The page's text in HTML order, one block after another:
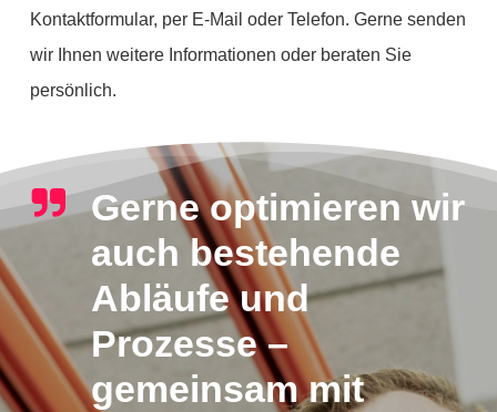
Kontaktformular, per E-Mail oder Telefon. Gerne senden
wir Ihnen weitere Informationen oder beraten Sie
persönlich.
Gerne optimieren wir
auch bestehende
Abläufe und
Prozesse –
gemeinsam mit